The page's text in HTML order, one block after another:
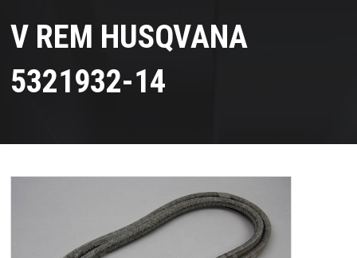
SKOV
MARINE
BRUGT/DEMO
V REM HUSQVANA
5321932-14